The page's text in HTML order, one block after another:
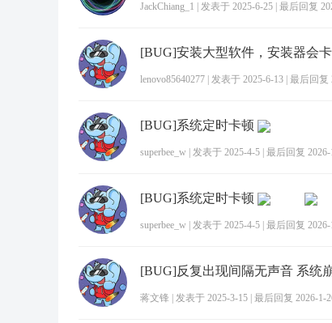
JackChiang_1 发表于 2025-6-25 最后回复
[BUG]安装大型软件，安装器会
lenovo85640277 发表于 2025-6-13 最后回复
[BUG]系统定时卡顿
superbee_w 发表于 2025-4-5 最后回复 2026-
[BUG]系统定时卡顿
superbee_w 发表于 2025-4-5 最后回复 2026-
[BUG]反复出现间隔无声音 系统
蒋文锋 发表于 2025-3-15 最后回复 2026-1-